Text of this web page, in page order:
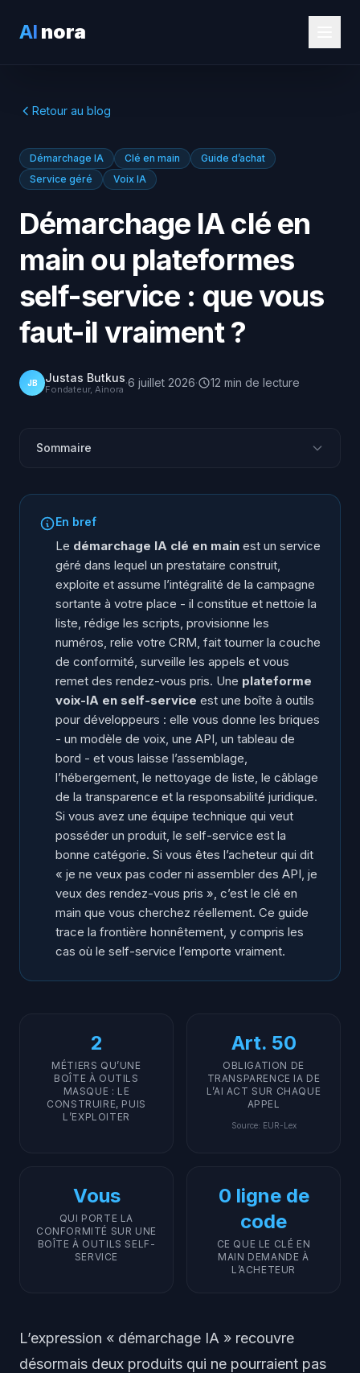
AI nora
Retour au blog
Démarchage IA Clé en main
Guide d’achat
Service géré
Voix IA
Démarchage IA clé en
main ou plateformes
self-service : que vous
faut-il vraiment ?
JB Justas Butkus
Fondateur, Ainora ·6 juillet 2026· 12 min de lecture
Sommaire
Qu’est-ce que le démarchage IA clé en main ?
Qu’est-ce qu’une plateforme voix-IA en self-service ?
Que demande réellement chacune des deux options
Quel travail caché une boîte à outils self-service
laisse-t-elle sur votre bureau ?
Quand une plateforme self-service a-t-elle du sens ?
Quand faut-il choisir le clé en main ?
Comment trancher entre les deux ?
Questions fréquentes
En bref
Le démarchage IA clé en main est un service
géré dans lequel un prestataire construit,
exploite et assume l’intégralité de la campagne
sortante à votre place - il constitue et nettoie la
liste, rédige les scripts, provisionne les
numéros, relie votre CRM, fait tourner la couche
de conformité, surveille les appels et vous
remet des rendez-vous pris. Une plateforme
voix-IA en self-service est une boîte à outils
pour développeurs : elle vous donne les briques
- un modèle de voix, une API, un tableau de
bord - et vous laisse l’assemblage,
l’hébergement, le nettoyage de liste, le câblage
de la transparence et la responsabilité juridique.
Si vous avez une équipe technique qui veut
posséder un produit, le self-service est la
bonne catégorie. Si vous êtes l’acheteur qui dit
« je ne veux pas coder ni assembler des API, je
veux des rendez-vous pris », c’est le clé en
main que vous cherchez réellement. Ce guide
trace la frontière honnêtement, y compris les
cas où le self-service l’emporte vraiment.
2
MÉTIERS QU’UNE
BOÎTE À OUTILS
MASQUE : LE
CONSTRUIRE, PUIS
L’EXPLOITER
Art. 50
OBLIGATION DE
TRANSPARENCE IA DE
L’AI ACT SUR CHAQUE
APPEL
Source: EUR-Lex
Vous
QUI PORTE LA
CONFORMITÉ SUR UNE
BOÎTE À OUTILS SELF-
SERVICE
0 ligne de
code
CE QUE LE CLÉ EN
MAIN DEMANDE À
L’ACHETEUR
L’expression « démarchage IA » recouvre
désormais deux produits qui ne pourraient pas